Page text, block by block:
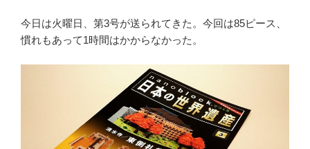
今日は火曜日、第3号が送られてきた。今回は85ピース、
慣れもあって1時間はかからなかった。